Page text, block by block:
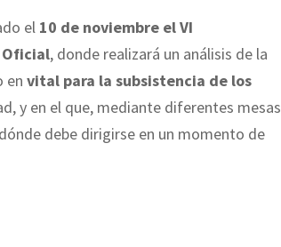
el 10 de noviembre el VI
Oficial, donde realizará un análisis de la
en vital para la subsistencia de los
y en el que, mediante diferentes mesas
debe dirigirse en un momento de